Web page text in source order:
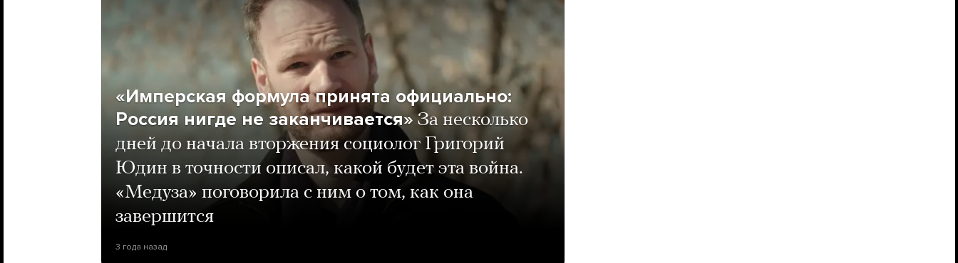
«Имперская формула принята официально:
Россия нигде не заканчивается» За несколько
дней до начала вторжения социолог Григорий
Юдин в точности описал, какой будет эта война.
«Медуза» поговорила с ним о том, как она
завершится
3 года назад